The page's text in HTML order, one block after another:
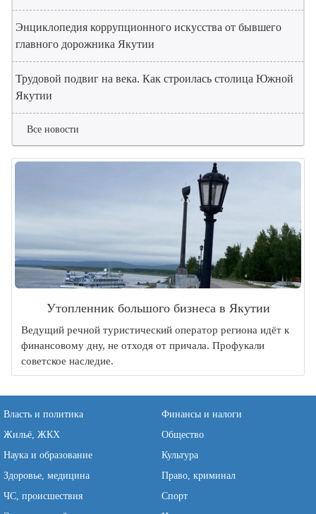
Энциклопедия коррупционного искусства от бывшего
главного дорожника Якутии
Трудовой подвиг на века. Как строилась столица Южной
Якутии
Все новости
Утопленник большого бизнеса в Якутии
Ведущий речной туристический оператор региона идёт к
финансовому дну, не отходя от причала. Профукали
советское наследие.
Власть и политика
Финансы и налоги
Жильё, ЖКХ
Общество
Наука и образование
Культура
Здоровье, медицина
Право, криминал
ЧС, происшествия
Спорт